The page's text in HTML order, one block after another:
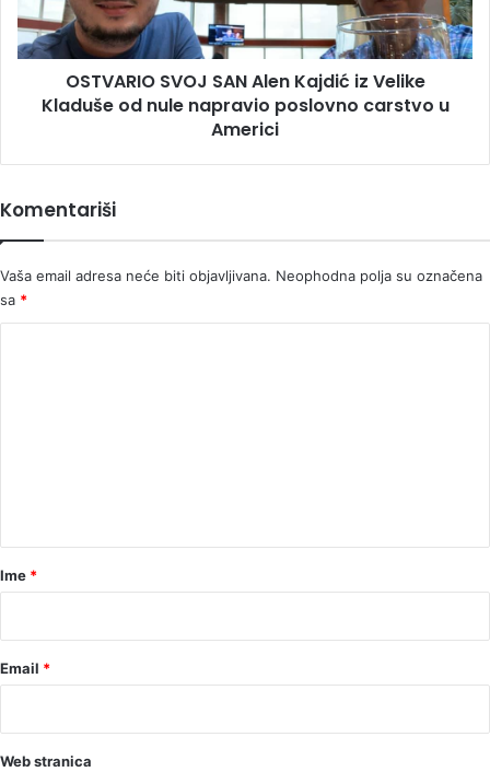
Velike
Kladuše
od
napravio
u
OSTVARIO SVOJ SAN Alen Kajdić iz Velike
Kladuše od nule napravio poslovno carstvo u
Americi
Komentariši
Vaša email adresa neće biti objavljivana. Neophodna polja su označena
sa *
r
Ime *
Email *
Web stranica